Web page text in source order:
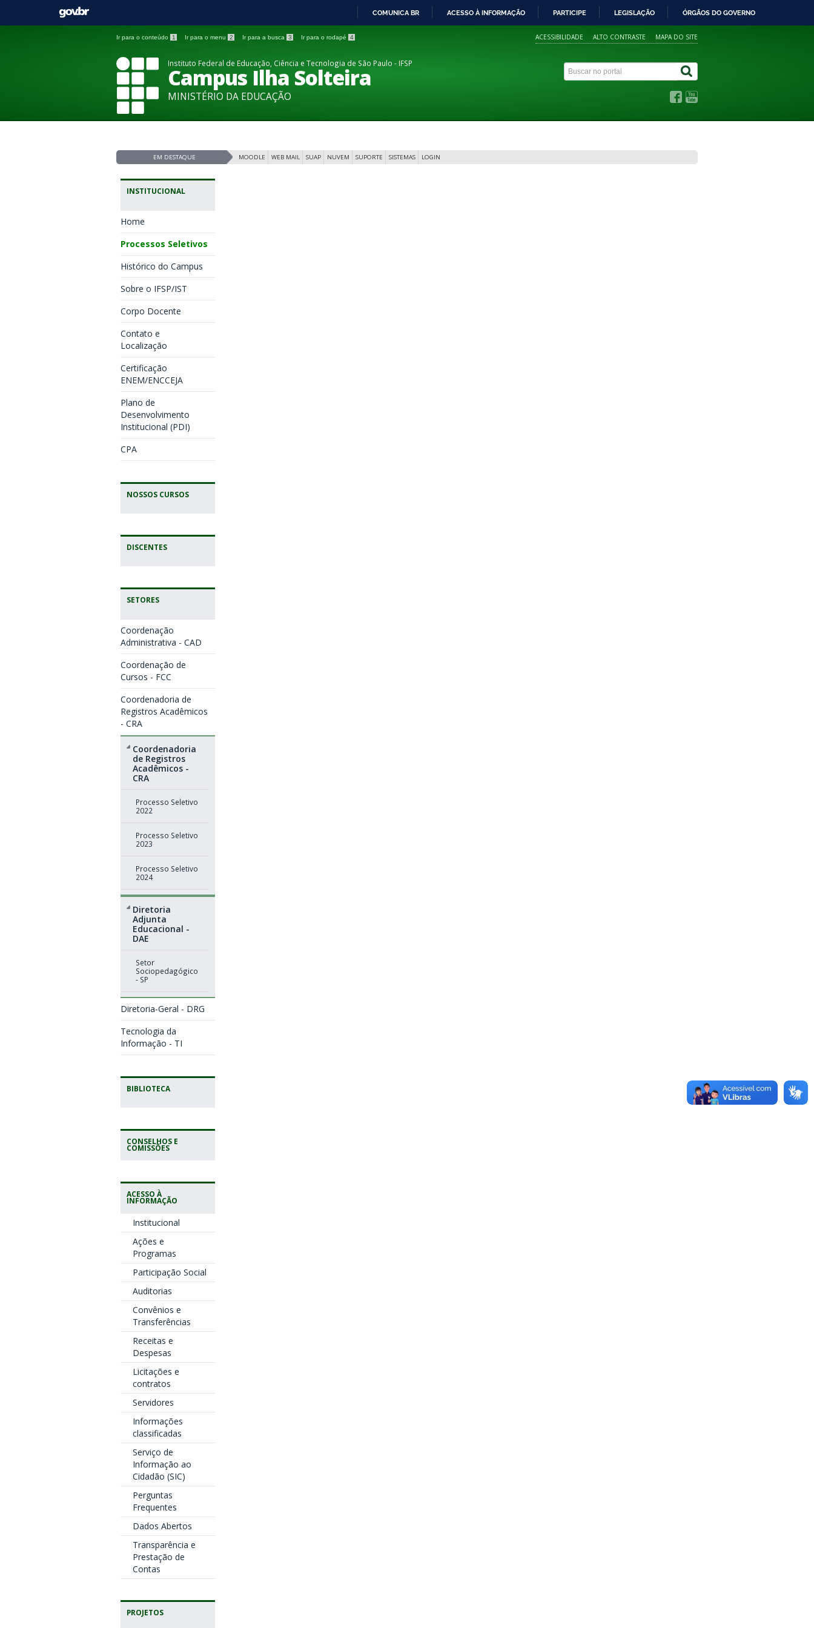
COMUNICA BR ACESSO À INFORMAÇÃO PARTICIPE LEGISLAÇÃO ÓRGÃOS DO GOVERNO
Ir para o conteúdo 1 Ir para o menu 2 Ir para a busca 3 Ir para o rodapé 4 ACESSIBILIDADE ALTO CONTRASTE MAPA DO SITE
Instituto Federal de Educação, Ciência e Tecnologia de São Paulo - IFSP
Campus Ilha Solteira
MINISTÉRIO DA EDUCAÇÃO
EM DESTAQUE MOODLE WEB MAIL SUAP NUVEM SUPORTE SISTEMAS LOGIN
INSTITUCIONAL
Home
Processos Seletivos
Histórico do Campus
Sobre o IFSP/IST
Corpo Docente
Contato e
Localização
Certificação
ENEM/ENCCEJA
Plano de
Desenvolvimento
Institucional (PDI)
CPA
NOSSOS CURSOS
DISCENTES
SETORES
Coordenação
Administrativa - CAD
Coordenação de
Cursos - FCC
Coordenadoria de
Registros Acadêmicos
- CRA
Coordenadoria
de Registros
Acadêmicos -
CRA
Processo Seletivo
2022
Processo Seletivo
2023
Processo Seletivo
2024
Diretoria
Adjunta
Educacional -
DAE
Setor
Sociopedagógico
- SP
Diretoria-Geral - DRG
Tecnologia da
Informação - TI
BIBLIOTECA
CONSELHOS E
COMISSÕES
ACESSO À
INFORMAÇÃO
Institucional
Ações e
Programas
Participação Social
Auditorias
Convênios e
Transferências
Receitas e
Despesas
Licitações e
contratos
Servidores
Informações
classificadas
Serviço de
Informação ao
Cidadão (SIC)
Perguntas
Frequentes
Dados Abertos
Transparência e
Prestação de
Contas
PROJETOS